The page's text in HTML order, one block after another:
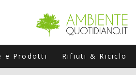
e Prodotti Rifiuti & Riciclo